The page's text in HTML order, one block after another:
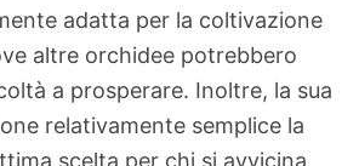
adatta per la coltivazione
altre orchidee potrebbero
a prosperare. Inoltre, la sua
relativamente semplice la